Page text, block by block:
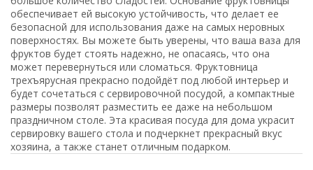
обеспечивает ей высокую устойчивость, что делает ее
безопасной для использования даже на самых неровных
поверхностях. Вы можете быть уверены, что ваша ваза для
фруктов будет стоять надежно, не опасаясь, что она
может перевернуться или сломаться. Фруктовница
трехъярусная прекрасно подойдёт под любой интерьер и
будет сочетаться с сервировочной посудой, а компактные
размеры позволят разместить ее даже на небольшом
праздничном столе. Эта красивая посуда для дома украсит
сервировку вашего стола и подчеркнет прекрасный вкус
хозяина, а также станет отличным подарком.